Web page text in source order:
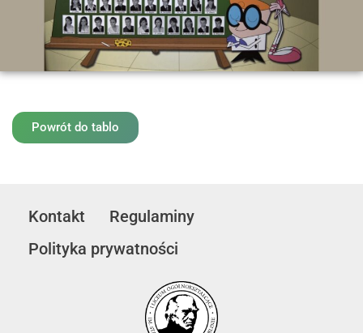
Powrót do tablo
Kontakt
Regulaminy
Polityka prywatności